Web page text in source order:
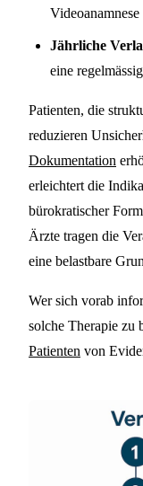
Jährliche
eine
Patienten, die
reduzieren
Dokumentation
erleichtert die
bürokratischer
Ärzte tragen die
eine belastbare
Wer sich vorab
solche Therapie zu
Patienten von